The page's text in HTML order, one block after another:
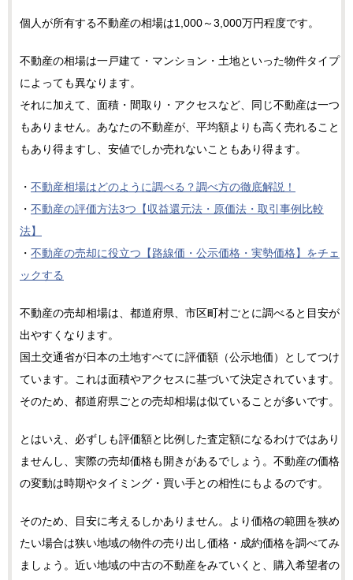
個人が所有する不動産の相場は1,000～3,000万円程度です。
不動産の相場は一戸建て・マンション・土地といった物件タイプ
によっても異なります。
それに加えて、面積・間取り・アクセスなど、同じ不動産は一つ
もありません。あなたの不動産が、平均額よりも高く売れること
もあり得ますし、安値でしか売れないこともあり得ます。
・ 不動産相場はどのように調べる？調べ方の徹底解説！
・ 不動産の評価方法3つ【収益還元法・原価法・取引事例比較
法】
・ 不動産の売却に役立つ【路線価・公示価格・実勢価格】をチェ
ックする
不動産の売却相場は、都道府県、市区町村ごとに調べると目安が
出やすくなります。
国土交通省が日本の土地すべてに評価額（公示地価）としてつけ
ています。これは面積やアクセスに基づいて決定されています。
そのため、都道府県ごとの売却相場は似ていることが多いです。
とはいえ、必ずしも評価額と比例した査定額になるわけではあり
ませんし、実際の売却価格も開きがあるでしょう。不動産の価格
の変動は時期やタイミング・買い手との相性にもよるのです。
そのため、目安に考えるしかありません。より価格の範囲を狭め
たい場合は狭い地域の物件の売り出し価格・成約価格を調べてみ
ましょう。近い地域の中古の不動産をみていくと、購入希望者の